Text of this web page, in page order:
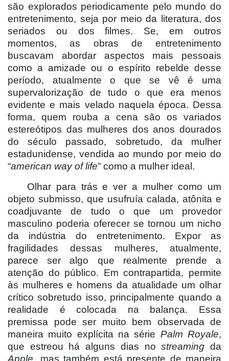
são explorados periodicamente pelo mundo do
entretenimento, seja por meio da literatura, dos
seriados ou dos filmes. Se, em outros
momentos, as obras de entretenimento
buscavam abordar aspectos mais pessoais
como a amizade ou o espírito rebelde desse
período, atualmente o que se vê é uma
supervalorização de tudo o que era menos
evidente e mais velado naquela época. Dessa
forma, quem rouba a cena são os variados
estereótipos das mulheres dos anos dourados
do século passado, sobretudo, da mulher
estadunidense, vendida ao mundo por meio do
“american way of life” como a mulher ideal.
Olhar para trás e ver a mulher como um
objeto submisso, que usufruía calada, atônita e
coadjuvante de tudo o que um provedor
masculino poderia oferecer se tornou um nicho
da indústria do entretenimento. Expor as
fragilidades dessas mulheres, atualmente,
parece ser algo que realmente prende a
atenção do público. Em contrapartida, permite
às mulheres e homens da atualidade um olhar
crítico sobretudo isso, principalmente quando a
realidade é colocada na balança. Essa
premissa pode ser muito bem observada de
maneira muito explícita na série Palm Royale,
que estreou há alguns dias nostreaming da
Apple, mas também está presente de maneira